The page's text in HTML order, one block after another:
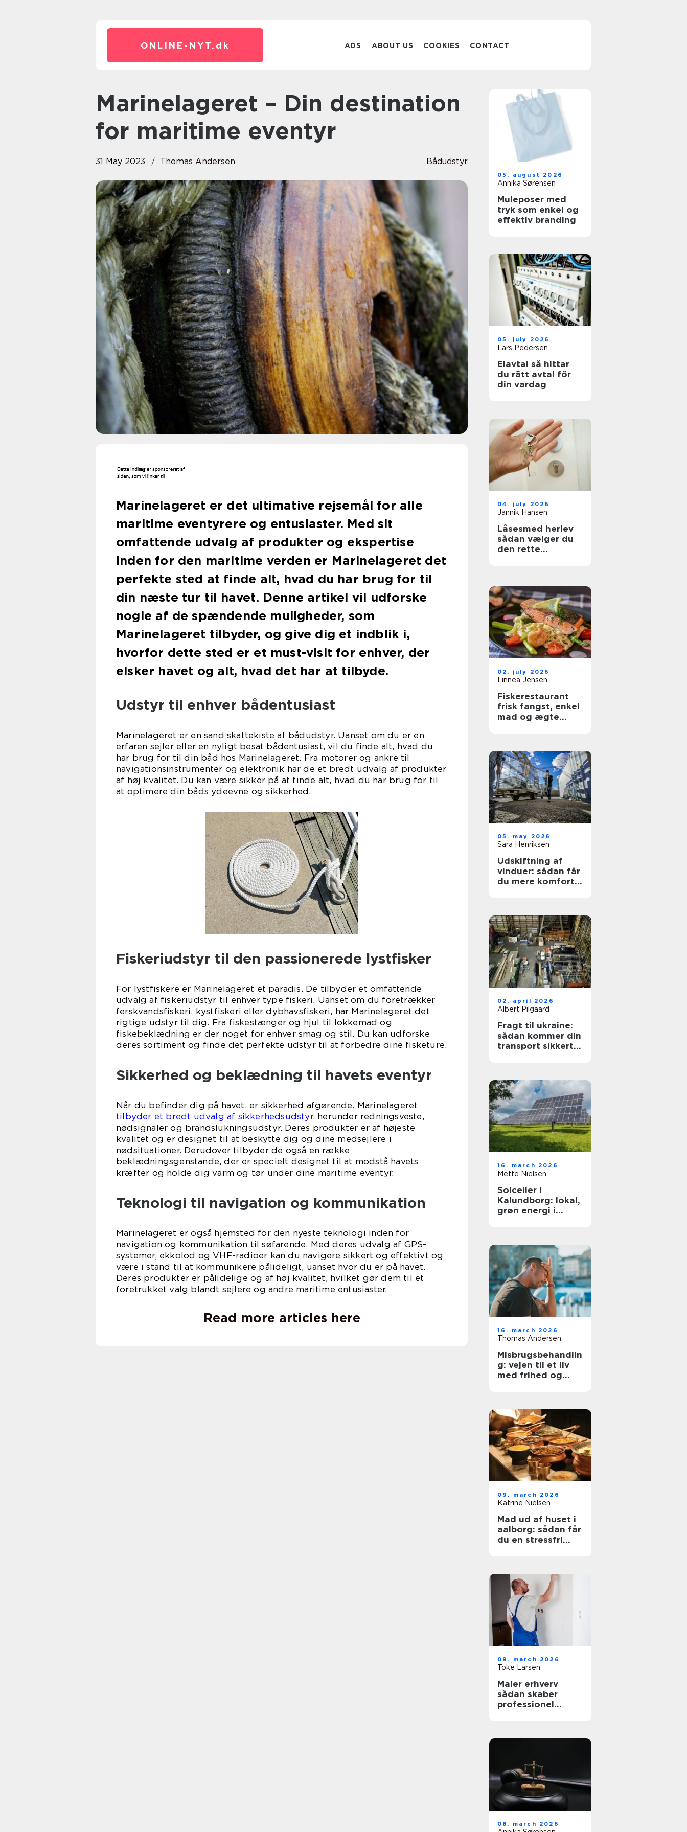
ONLINE-NYT. dk ADS ABOUT US COOKIES CONTACT
Marinelageret – Din destination
for maritime eventyr
31 May 2023 Thomas Andersen Bådudstyr
Marinelageret er det ultimative rejsemål for alle
maritime eventyrere og entusiaster. Med sit
omfattende udvalg af produkter og ekspertise
inden for den maritime verden er Marinelageret det
perfekte sted at finde alt, hvad du har brug for til
din næste tur til havet. Denne artikel vil udforske
nogle af de spændende muligheder, som
Marinelageret tilbyder, og give dig et indblik i,
hvorfor dette sted er et must-visit for enhver, der
elsker havet og alt, hvad det har at tilbyde.
Udstyr til enhver bådentusiast
Marinelageret er en sand skattekiste af bådudstyr. Uanset om du er en
erfaren sejler eller en nyligt besat bådentusiast, vil du finde alt, hvad du
har brug for til din båd hos Marinelageret. Fra motorer og ankre til
navigationsinstrumenter og elektronik har de et bredt udvalg af produkter
af høj kvalitet. Du kan være sikker på at finde alt, hvad du har brug for til
at optimere din båds ydeevne og sikkerhed.
Fiskeriudstyr til den passionerede lystfisker
For lystfiskere er Marinelageret et paradis. De tilbyder et omfattende
udvalg af fiskeriudstyr til enhver type fiskeri. Uanset om du foretrækker
ferskvandsfiskeri, kystfiskeri eller dybhavsfiskeri, har Marinelageret det
rigtige udstyr til dig. Fra fiskestænger og hjul til lokkemad og
fiskebeklædning er der noget for enhver smag og stil. Du kan udforske
deres sortiment og finde det perfekte udstyr til at forbedre dine fisketure.
Sikkerhed og beklædning til havets eventyr
Når du befinder dig på havet, er sikkerhed afgørende. Marinelageret
tilbyder et bredt udvalg af sikkerhedsudstyr, herunder redningsveste,
nødsignaler og brandslukningsudstyr. Deres produkter er af højeste
kvalitet og er designet til at beskytte dig og dine medsejlere i
nødsituationer. Derudover tilbyder de også en række
beklædningsgenstande, der er specielt designet til at modstå havets
kræfter og holde dig varm og tør under dine maritime eventyr.
Teknologi til navigation og kommunikation
Marinelageret er også hjemsted for den nyeste teknologi inden for
navigation og kommunikation til søfarende. Med deres udvalg af GPS-
systemer, ekkolod og VHF-radioer kan du navigere sikkert og effektivt og
være i stand til at kommunikere pålideligt, uanset hvor du er på havet.
Deres produkter er pålidelige og af høj kvalitet, hvilket gør dem til et
foretrukket valg blandt sejlere og andre maritime entusiaster.
Read more articles here
05. august 2026
Annika Sørensen
Muleposer med
tryk som enkel og
effektiv branding
05. july 2026
Lars Pedersen
Elavtal så hittar
du rätt avtal för
din vardag
04. july 2026
Jannik Hansen
Låsesmed herlev
sådan vælger du
den rette
02. july 2026
Linnea Jensen
Fiskerestaurant
frisk fangst, enkel
mad og ægte
05. may 2026
Sara Henriksen
Udskiftning af
vinduer: sådan får
du mere komfort
02. april 2026
Albert Pilgaard
Fragt til ukraine:
sådan kommer din
transport sikkert
16. march 2026
Mette Nielsen
Solceller i
Kalundborg: lokal,
grøn energi i
16. march 2026
Thomas Andersen
Misbrugsbehandlin
g: vejen til et liv
med frihed og
09. march 2026
Katrine Nielsen
Mad ud af huset i
aalborg: sådan får
du en stressfri
09. march 2026
Toke Larsen
Maler erhverv
sådan skaber
professionel
08. march 2026